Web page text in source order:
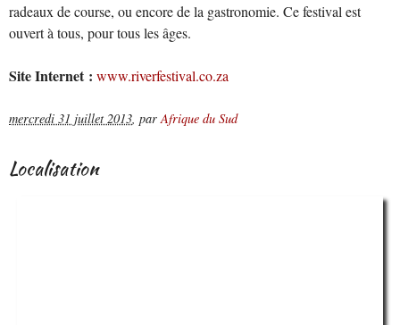
radeaux de course, ou encore de la gastronomie. Ce festival est
ouvert à tous, pour tous les âges.
Site Internet : www.riverfestival.co.za
mercredi 31 juillet 2013, parAfrique du Sud
Localisation